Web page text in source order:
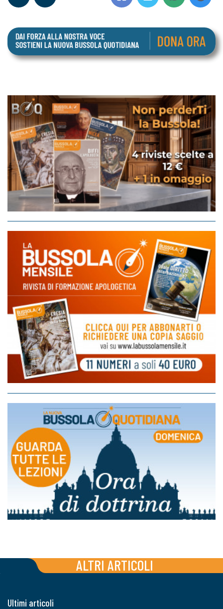
ALTRI ARTICOLI
Ultimi articoli